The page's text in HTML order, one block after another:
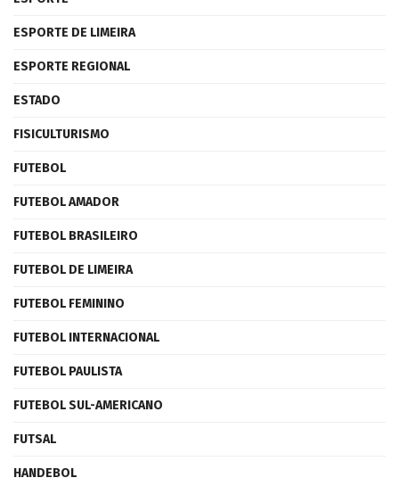
ESPORTE DE LIMEIRA
ESPORTE REGIONAL
ESTADO
FISICULTURISMO
FUTEBOL
FUTEBOL AMADOR
FUTEBOL BRASILEIRO
FUTEBOL DE LIMEIRA
FUTEBOL FEMININO
FUTEBOL INTERNACIONAL
FUTEBOL PAULISTA
FUTEBOL SUL-AMERICANO
FUTSAL
HANDEBOL